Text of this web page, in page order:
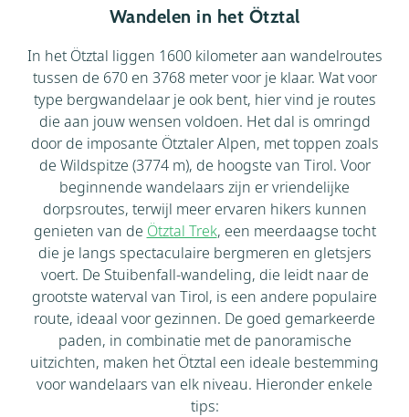
Wandelen in het Ötztal
In het Ötztal liggen 1600 kilometer aan wandelroutes
tussen de 670 en 3768 meter voor je klaar. Wat voor
type bergwandelaar je ook bent, hier vind je routes
die aan jouw wensen voldoen. Het dal is omringd
door de imposante Ötztaler Alpen, met toppen zoals
de Wildspitze (3774 m), de hoogste van Tirol. Voor
beginnende wandelaars zijn er vriendelijke
dorpsroutes, terwijl meer ervaren hikers kunnen
genieten van de Ötztal Trek, een meerdaagse tocht
die je langs spectaculaire bergmeren en gletsjers
voert. De Stuibenfall-wandeling, die leidt naar de
grootste waterval van Tirol, is een andere populaire
route, ideaal voor gezinnen. De goed gemarkeerde
paden, in combinatie met de panoramische
uitzichten, maken het Ötztal een ideale bestemming
voor wandelaars van elk niveau. Hieronder enkele
tips: